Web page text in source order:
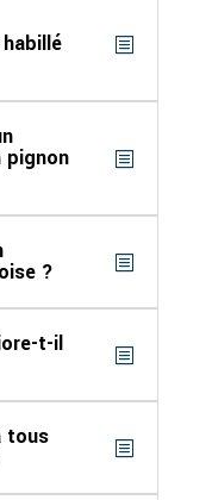
pignon
?
t-il
tous